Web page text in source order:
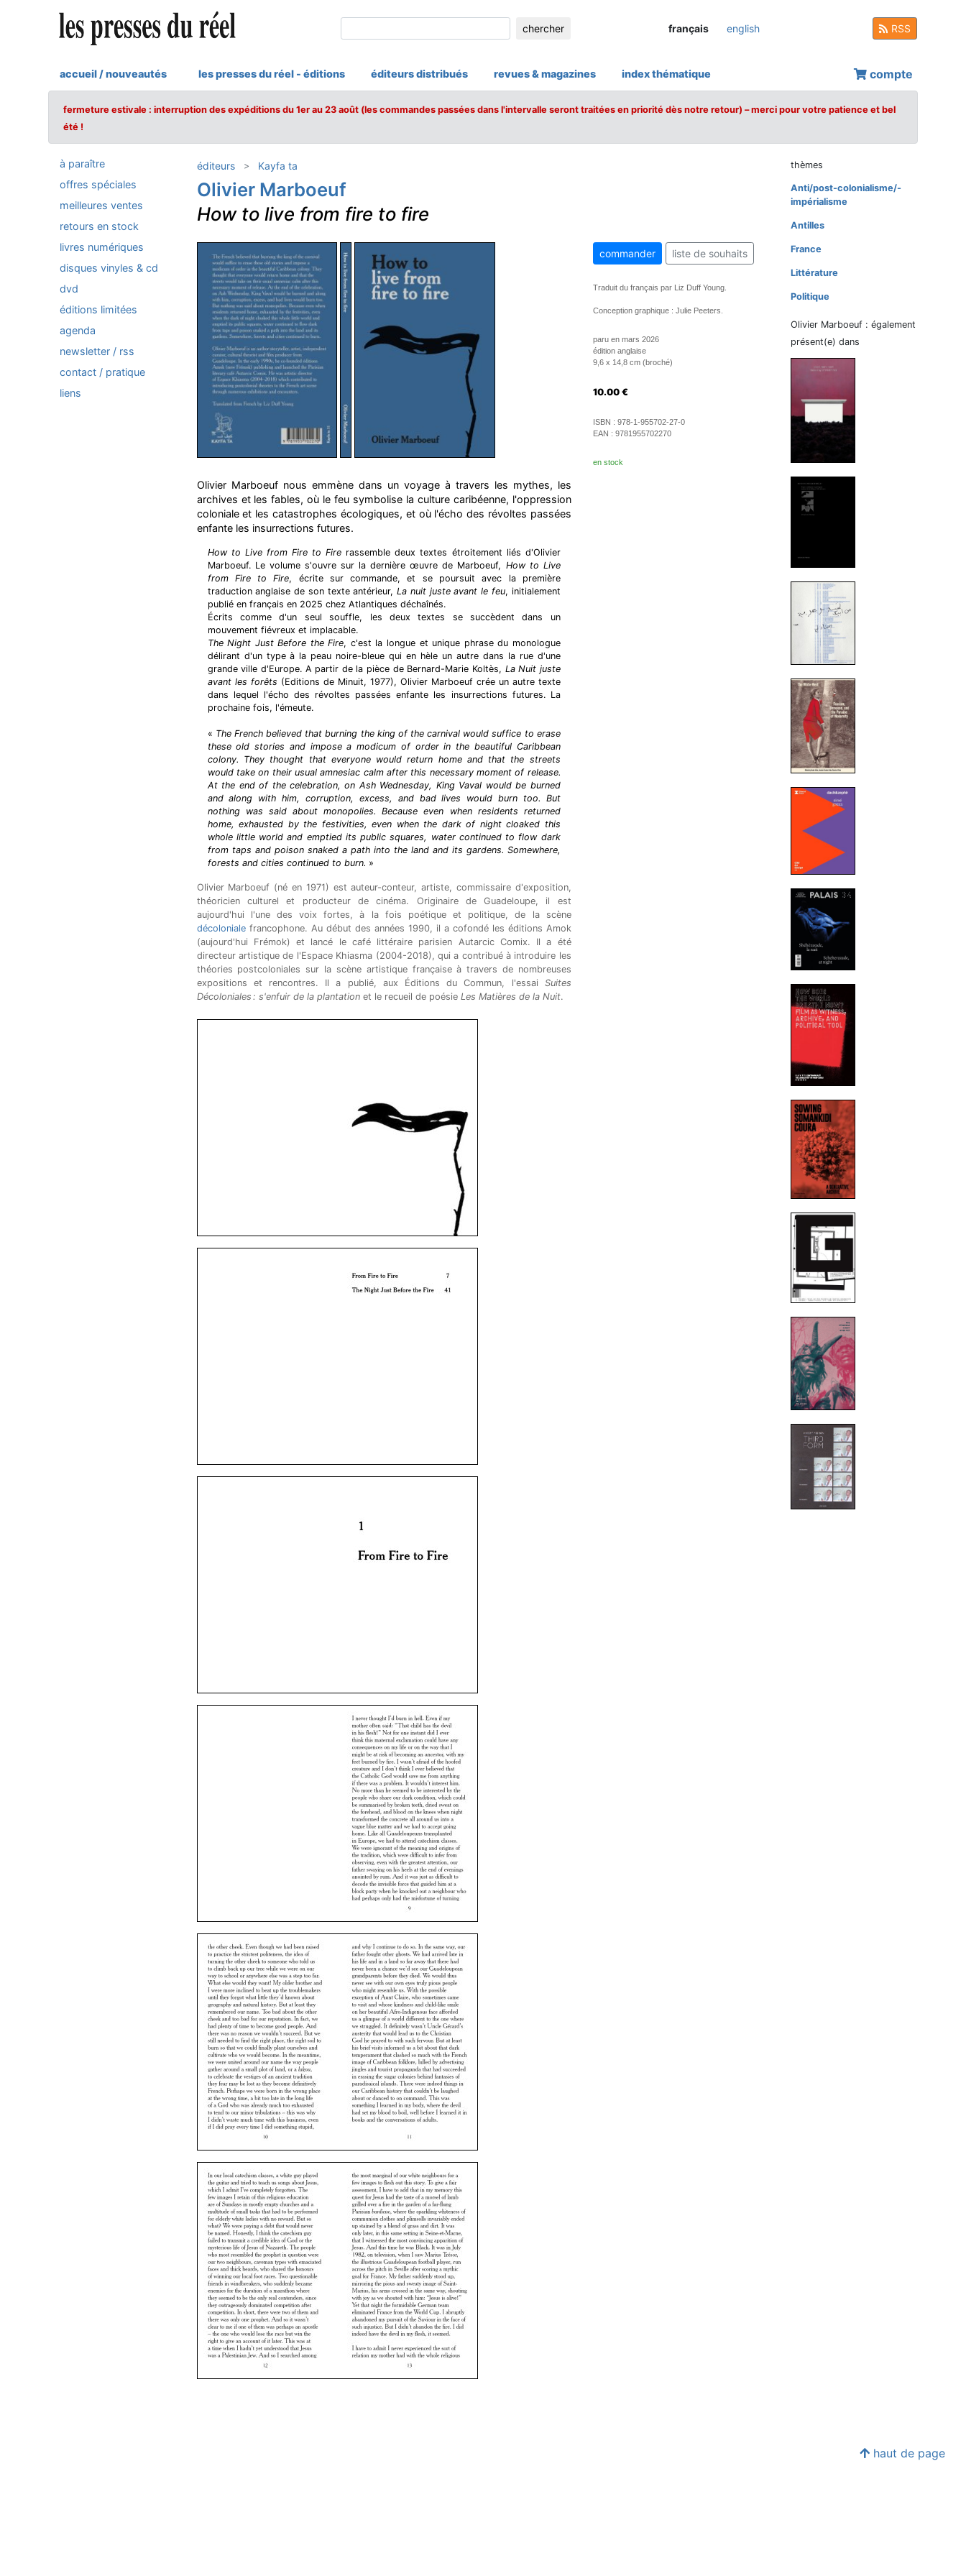
chercher français english RSS
accueil / nouveautés les presses du réel - éditions éditeurs distribués revues & magazines index thématique compte
fermeture estivale : interruption des expéditions du 1er au 23 août (les commandes passées dans l'intervalle seront traitées en priorité dès notre retour) – merci pour votre patience et bel
été !
à paraître
offres spéciales
meilleures ventes
retours en stock
livres numériques
disques vinyles & cd
dvd
éditions limitées
agenda
newsletter / rss
contact / pratique
liens
éditeurs Kayfa ta
Olivier Marboeuf
How to live from fire to fire
Olivier Marboeuf nous emmène dans un voyage à travers les mythes, les
archives et les fables, où le feu symbolise la culture caribéenne, l'oppression
coloniale et les catastrophes écologiques, et où l'écho des révoltes passées
enfante les insurrections futures.
How to Live from Fire to Fire rassemble deux textes étroitement liés d'Olivier
Marboeuf. Le volume s'ouvre sur la dernière œuvre de Marboeuf, How to Live
from Fire to Fire, écrite sur commande, et se poursuit avec la première
traduction anglaise de son texte antérieur,La nuit juste avant le feu, initialement
publié en français en 2025 chez Atlantiques déchaînés.
Écrits comme d'un seul souffle, les deux textes se succèdent dans un
mouvement fiévreux et implacable.
The Night Just Before the Fire, c'est la longue et unique phrase du monologue
délirant d'un type à la peau noire-bleue qui en hèle un autre dans la rue d'une
grande ville d'Europe. A partir de la pièce de Bernard-Marie Koltès, La Nuit juste
avant les forêts (Editions de Minuit, 1977), Olivier Marboeuf crée un autre texte
dans lequel l'écho des révoltes passées enfante les insurrections futures. La
prochaine fois, l'émeute.
« The French believed that burning the king of the carnival would suffice to erase
these old stories and impose a modicum of order in the beautiful Caribbean
colony. They thought that everyone would return home and that the streets
would take on their usual amnesiac calm after this necessary moment of release.
At the end of the celebration, on Ash Wednesday, King Vaval would be burned
and along with him, corruption, excess, and bad lives would burn too. But
nothing was said about monopolies. Because even when residents returned
home, exhausted by the festivities, even when the dark of night cloaked this
whole little world and emptied its public squares, water continued to flow dark
from taps and poison snaked a path into the land and its gardens. Somewhere,
forests and cities continued to burn. »
Olivier Marboeuf (né en 1971) est auteur-conteur, artiste, commissaire d'exposition,
théoricien culturel et producteur de cinéma. Originaire de Guadeloupe, il est
aujourd'hui l'une des voix fortes, à la fois poétique et politique, de la scène
décolonialefrancophone. Au début des années 1990, il a cofondé les éditions Amok
(aujourd'hui Frémok) et lancé le café littéraire parisien Autarcic Comix. Il a été
directeur artistique de l'Espace Khiasma (2004-2018), qui a contribué à introduire les
théories postcoloniales sur la scène artistique française à travers de nombreuses
expositions et rencontres. Il a publié, aux Éditions du Commun, l'essai Suites
Décoloniales : s'enfuir de la plantationet le recueil de poésie Les Matières de la Nuit.
commander liste de souhaits
Traduit du français par Liz Duff Young.
Conception graphique : Julie Peeters.
paru en mars 2026
édition anglaise
9,6 x 14,8 cm (broché)
10.00 €
ISBN : 978-1-955702-27-0
EAN : 9781955702270
en stock
thèmes
Anti/post-colonialisme/-
impérialisme
Antilles
France
Littérature
Politique
Olivier Marboeuf : également
présent(e) dans
haut de page